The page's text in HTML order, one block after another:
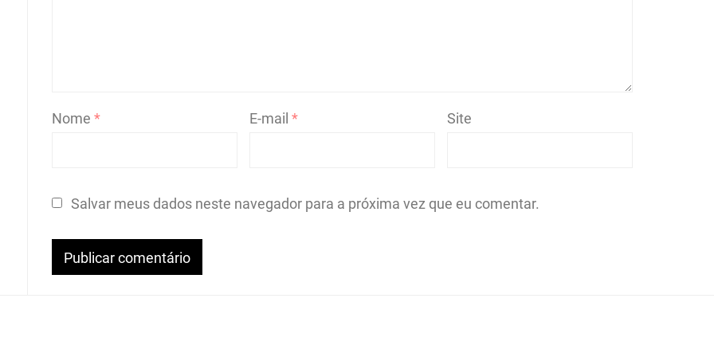
Nome* E-mail * Site
Salvar meus dados neste navegador para a próxima vez que eu comentar.